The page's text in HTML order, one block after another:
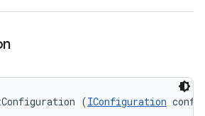
(IConfiguration